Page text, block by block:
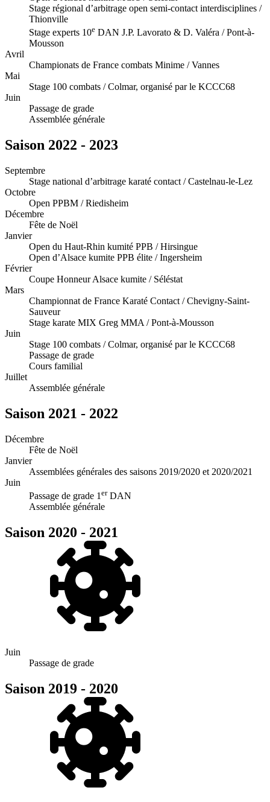
Stage régional d’arbitrage open semi-contact interdisciplines /
Thionville
Stage experts 10e DAN J.P. Lavorato & D. Valéra / Pont-à-
Mousson
Avril
Championats de France combats Minime / Vannes
Mai
Stage 100 combats / Colmar, organisé par le KCCC68
Juin
Passage de grade
Assemblée générale
Saison 2022 - 2023
Septembre
Stage national d’arbitrage karaté contact / Castelnau-le-Lez
Octobre
Open PPBM / Riedisheim
Décembre
Fête de Noël
Janvier
Open du Haut-Rhin kumité PPB / Hirsingue
Open d’Alsace kumite PPB élite / Ingersheim
Février
Coupe Honneur Alsace kumite / Séléstat
Mars
Championnat de France Karaté Contact / Chevigny-Saint-
Sauveur
Stage karate MIX Greg MMA / Pont-à-Mousson
Juin
Stage 100 combats / Colmar, organisé par le KCCC68
Passage de grade
Cours familial
Juillet
Assemblée générale
Saison 2021 - 2022
Décembre
Fête de Noël
Janvier
Assemblées générales des saisons 2019/2020 et 2020/2021
Juin
Passage de grade 1 erDAN
Assemblée générale
Saison 2020 - 2021
Juin
Passage de grade
Saison 2019 - 2020